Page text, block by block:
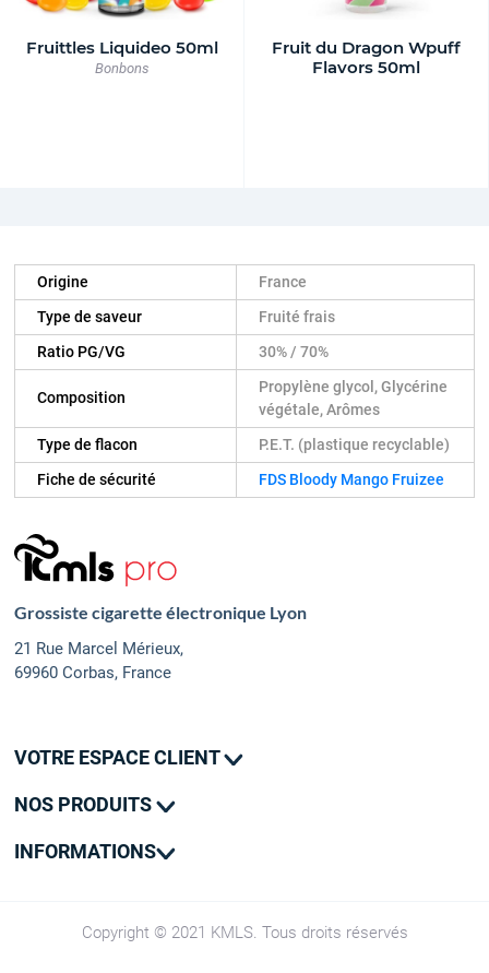
Fruittles Liquideo 50ml
Bonbons
Fruit du Dragon Wpuff
Flavors 50ml
Origine
France
Type de saveur
Fruité frais
Ratio PG/VG
30% / 70%
Composition
Propylène glycol, Glycérine
végétale, Arômes
Type de flacon
P.E.T. (plastique recyclable)
Fiche de sécurité
FDS Bloody Mango Fruizee
Grossiste cigarette électronique Lyon
21 Rue Marcel Mérieux,
69960 Corbas, France
VOTRE ESPACE CLIENT
Mes adresses
NOS PRODUITS
Nouveautés
INFORMATIONS
Copyright © 2021 KMLS. Tous droits réservés